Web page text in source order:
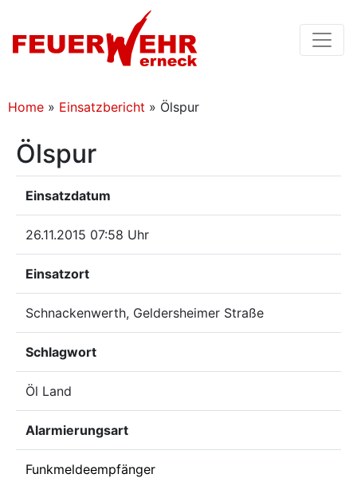
Home » Einsatzbericht » Ölspur
Ölspur
Einsatzdatum
26.11.2015 07:58 Uhr
Einsatzort
Schnackenwerth, Geldersheimer Straße
Schlagwort
Öl Land
Alarmierungsart
Funkmeldeempfänger